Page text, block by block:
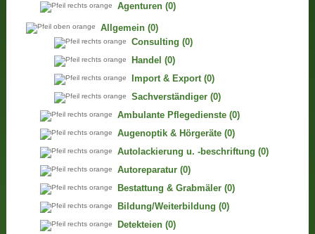
Agenturen (0)
Allgemein (0)
Consulting (0)
Handel (0)
Import & Export (0)
Sachverständiger (0)
Ambulante Pflegedienste (0)
Augenoptik & Hörgeräte (0)
Autolackierung u. -beschriftung (0)
Autoreparatur (0)
Bestattung & Grabmäler (0)
Bildung/Weiterbildung (0)
Detekteien (0)